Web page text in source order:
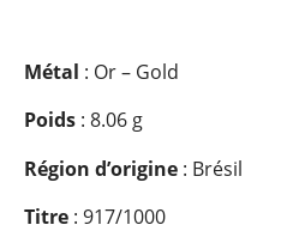
Métal : Or – Gold
Poids : 8.06 g
Région d’origine : Brésil
Titre : 917/1000